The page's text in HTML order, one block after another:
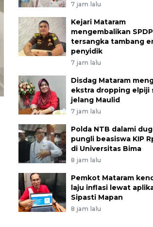
7 jam lalu
Kejari Mataram
mengembalikan SPDP
tersangka tambang
penyidik
7 jam lalu
Disdag Mataram
ekstra dropping elpiji
jelang Maulid
7 jam lalu
Polda NTB dalami
pungli beasiswa KIP
di Universitas Bima
8 jam lalu
Pemkot Mataram
laju inflasi lewat
Sipasti Mapan
8 jam lalu